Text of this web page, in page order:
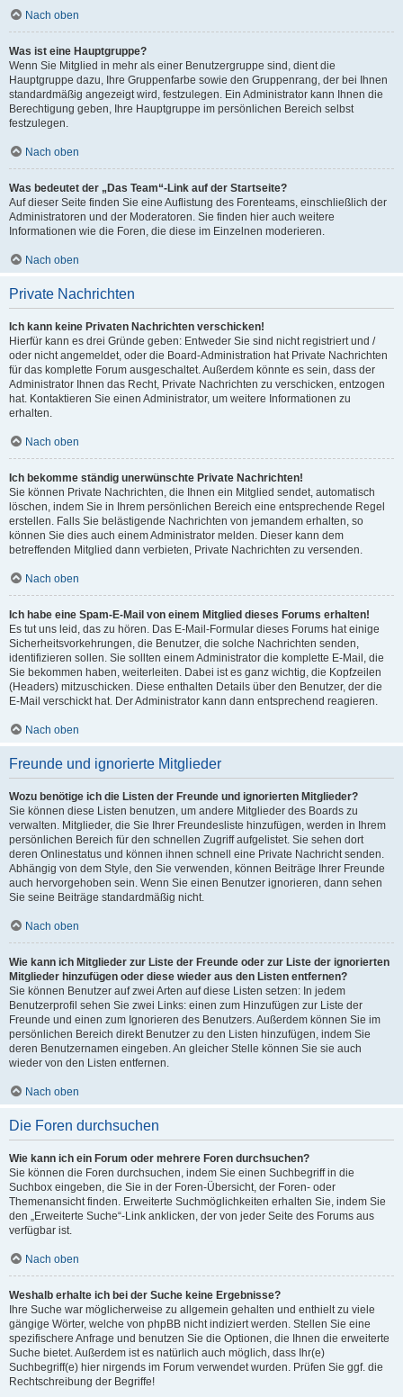
Nach oben
Was ist eine Hauptgruppe?
Wenn Sie Mitglied in mehr als einer Benutzergruppe sind, dient die
Hauptgruppe dazu, Ihre Gruppenfarbe sowie den Gruppenrang, der bei Ihnen
standardmäßig angezeigt wird, festzulegen. Ein Administrator kann Ihnen die
Berechtigung geben, Ihre Hauptgruppe im persönlichen Bereich selbst
festzulegen.
Nach oben
Was bedeutet der „Das Team“-Link auf der Startseite?
Auf dieser Seite finden Sie eine Auflistung des Forenteams, einschließlich der
Administratoren und der Moderatoren. Sie finden hier auch weitere
Informationen wie die Foren, die diese im Einzelnen moderieren.
Nach oben
Private Nachrichten
Ich kann keine Privaten Nachrichten verschicken!
Hierfür kann es drei Gründe geben: Entweder Sie sind nicht registriert und /
oder nicht angemeldet, oder die Board-Administration hat Private Nachrichten
für das komplette Forum ausgeschaltet. Außerdem könnte es sein, dass der
Administrator Ihnen das Recht, Private Nachrichten zu verschicken, entzogen
hat. Kontaktieren Sie einen Administrator, um weitere Informationen zu
erhalten.
Nach oben
Ich bekomme ständig unerwünschte Private Nachrichten!
Sie können Private Nachrichten, die Ihnen ein Mitglied sendet, automatisch
löschen, indem Sie in Ihrem persönlichen Bereich eine entsprechende Regel
erstellen. Falls Sie belästigende Nachrichten von jemandem erhalten, so
können Sie dies auch einem Administrator melden. Dieser kann dem
betreffenden Mitglied dann verbieten, Private Nachrichten zu versenden.
Nach oben
Ich habe eine Spam-E-Mail von einem Mitglied dieses Forums erhalten!
Es tut uns leid, das zu hören. Das E-Mail-Formular dieses Forums hat einige
Sicherheitsvorkehrungen, die Benutzer, die solche Nachrichten senden,
identifizieren sollen. Sie sollten einem Administrator die komplette E-Mail, die
Sie bekommen haben, weiterleiten. Dabei ist es ganz wichtig, die Kopfzeilen
(Headers) mitzuschicken. Diese enthalten Details über den Benutzer, der die
E-Mail verschickt hat. Der Administrator kann dann entsprechend reagieren.
Nach oben
Freunde und ignorierte Mitglieder
Wozu benötige ich die Listen der Freunde und ignorierten Mitglieder?
Sie können diese Listen benutzen, um andere Mitglieder des Boards zu
verwalten. Mitglieder, die Sie Ihrer Freundesliste hinzufügen, werden in Ihrem
persönlichen Bereich für den schnellen Zugriff aufgelistet. Sie sehen dort
deren Onlinestatus und können ihnen schnell eine Private Nachricht senden.
Abhängig von dem Style, den Sie verwenden, können Beiträge Ihrer Freunde
auch hervorgehoben sein. Wenn Sie einen Benutzer ignorieren, dann sehen
Sie seine Beiträge standardmäßig nicht.
Nach oben
Wie kann ich Mitglieder zur Liste der Freunde oder zur Liste der ignorierten
Mitglieder hinzufügen oder diese wieder aus den Listen entfernen?
Sie können Benutzer auf zwei Arten auf diese Listen setzen: In jedem
Benutzerprofil sehen Sie zwei Links: einen zum Hinzufügen zur Liste der
Freunde und einen zum Ignorieren des Benutzers. Außerdem können Sie im
persönlichen Bereich direkt Benutzer zu den Listen hinzufügen, indem Sie
deren Benutzernamen eingeben. An gleicher Stelle können Sie sie auch
wieder von den Listen entfernen.
Nach oben
Die Foren durchsuchen
Wie kann ich ein Forum oder mehrere Foren durchsuchen?
Sie können die Foren durchsuchen, indem Sie einen Suchbegriff in die
Suchbox eingeben, die Sie in der Foren-Übersicht, der Foren- oder
Themenansicht finden. Erweiterte Suchmöglichkeiten erhalten Sie, indem Sie
den „Erweiterte Suche“-Link anklicken, der von jeder Seite des Forums aus
verfügbar ist.
Nach oben
Weshalb erhalte ich bei der Suche keine Ergebnisse?
Ihre Suche war möglicherweise zu allgemein gehalten und enthielt zu viele
gängige Wörter, welche von phpBB nicht indiziert werden. Stellen Sie eine
spezifischere Anfrage und benutzen Sie die Optionen, die Ihnen die erweiterte
Suche bietet. Außerdem ist es natürlich auch möglich, dass Ihr(e)
Suchbegriff(e) hier nirgends im Forum verwendet wurden. Prüfen Sie ggf. die
Rechtschreibung der Begriffe!